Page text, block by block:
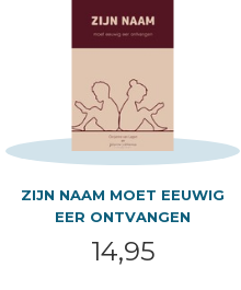
ZIJN NAAM MOET EEUWIG
EER ONTVANGEN
14,95